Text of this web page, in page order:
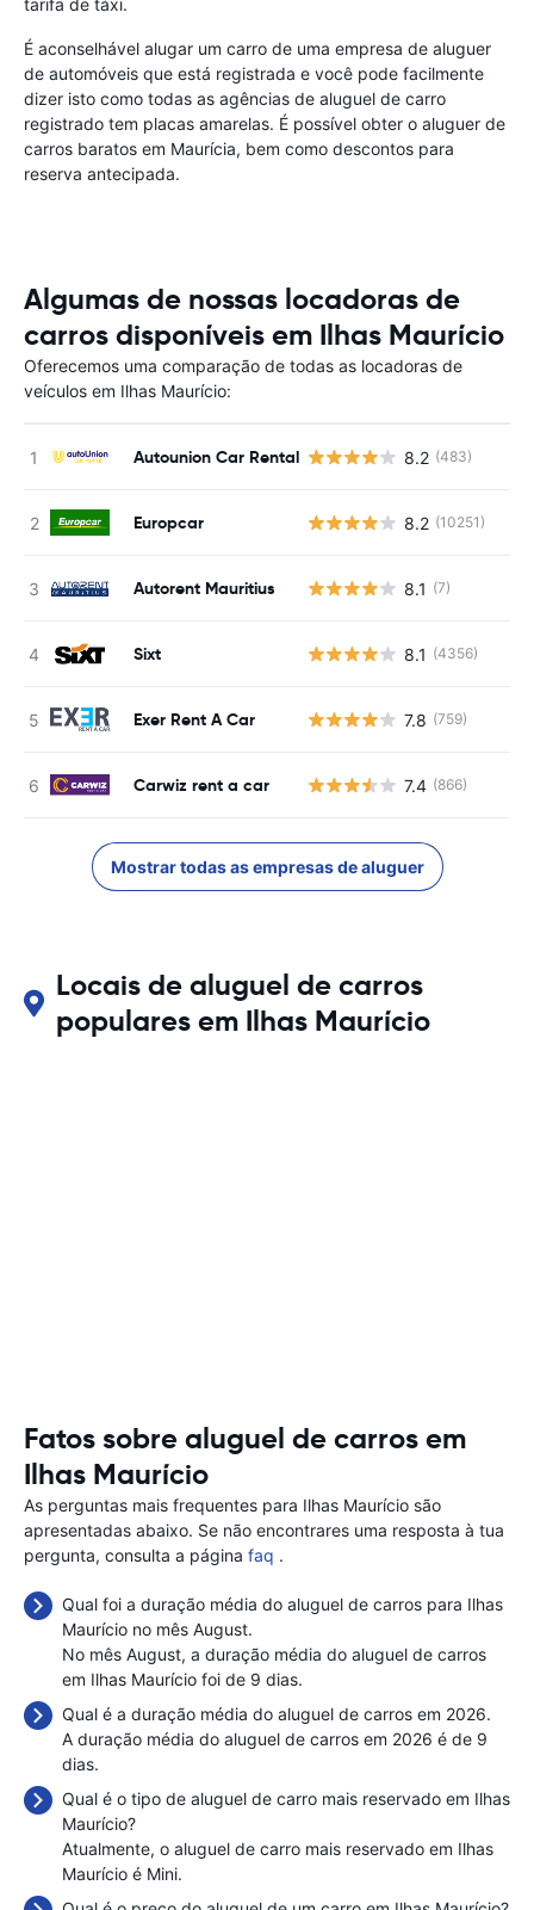
tarifa de táxi.
É aconselhável alugar um carro de uma empresa de aluguer
de automóveis que está registrada e você pode facilmente
dizer isto como todas as agências de aluguel de carro
registrado tem placas amarelas. É possível obter o aluguer de
carros baratos em Maurícia, bem como descontos para
reserva antecipada.
Algumas de nossas locadoras de
carros disponíveis em Ilhas Maurício
Oferecemos uma comparação de todas as locadoras de
veículos em Ilhas Maurício:
Autounion Car Rental 8.2 (483)
Europcar 8.2 (10251)
Autorent Mauritius 8.1 (7)
Sixt 8.1 (4356)
Exer Rent A Car 7.8 (759)
Carwiz rent a car 7.4 (866)
Mostrar todas as empresas de aluguer
Locais de aluguel de carros
populares em Ilhas Maurício
Fatos sobre aluguel de carros em
Ilhas Maurício
As perguntas mais frequentes para Ilhas Maurício são
apresentadas abaixo. Se não encontrares uma resposta à tua
pergunta, consulta a página faq .
Qual foi a duração média do aluguel de carros para Ilhas
Maurício no mês August.
No mês August, a duração média do aluguel de carros
em Ilhas Maurício foi de 9 dias.
Qual é a duração média do aluguel de carros em 2026.
A duração média do aluguel de carros em 2026 é de 9
dias.
Qual é o tipo de aluguel de carro mais reservado em Ilhas
Maurício?
Atualmente, o aluguel de carro mais reservado em Ilhas
Maurício é Mini.